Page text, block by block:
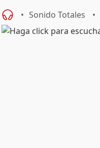
Sonido Totales